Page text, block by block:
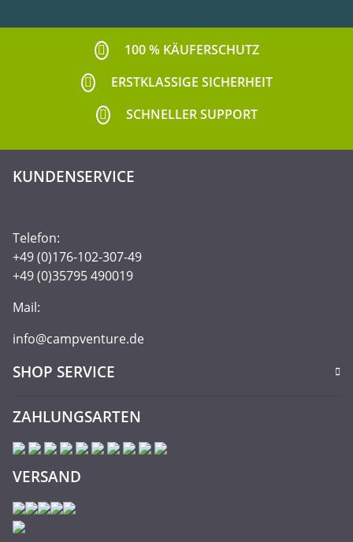
100 % KÄUFERSCHUTZ
ERSTKLASSIGE SICHERHEIT
SCHNELLER SUPPORT
KUNDENSERVICE
Telefon:
+49 (0)176-102-307-49
+49 (0)35795 490019
Mail:
info@campventure.de
SHOP SERVICE
ZAHLUNGSARTEN
VERSAND